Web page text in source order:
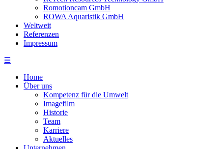
Romotioncam GmbH
ROWA Aquaristik GmbH
Weltweit
Referenzen
Impressum
☰
Home
Über uns
Kompetenz für die Umwelt
Imagefilm
Historie
Team
Karriere
Aktuelles